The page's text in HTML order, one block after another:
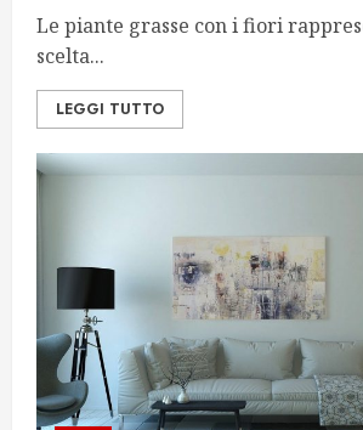
Le piante grasse con i fiori
scelta...
LEGGI TUTTO